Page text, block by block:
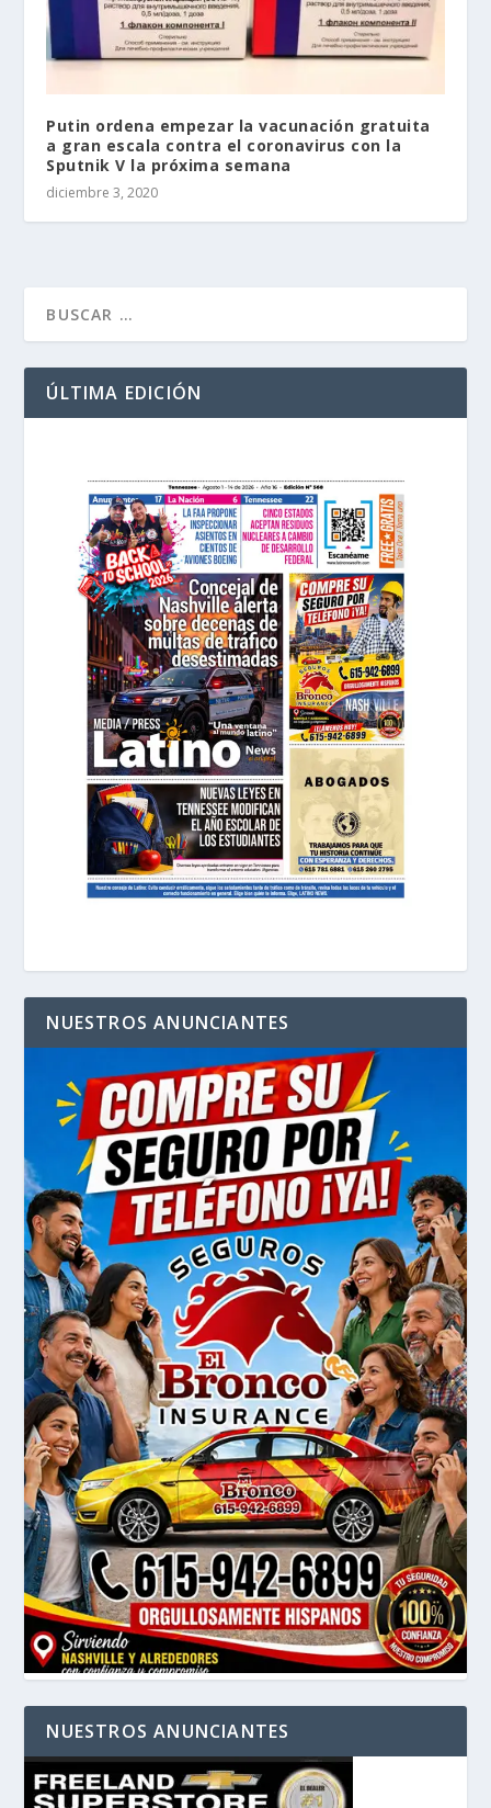
Putin ordena empezar la vacunación gratuita
a gran escala contra el coronavirus con la
Sputnik V la próxima semana
diciembre 3, 2020
ÚLTIMA EDICIÓN
NUESTROS ANUNCIANTES
NUESTROS ANUNCIANTES